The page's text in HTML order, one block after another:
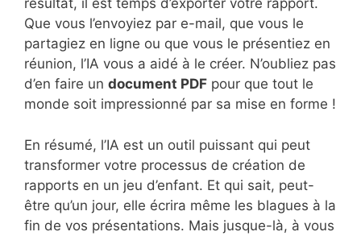
résultat, il est temps d’exporter votre rapport.
Que vous l’envoyiez par e-mail, que vous le
partagiez en ligne ou que vous le présentiez en
réunion, l’IA vous a aidé à le créer. N’oubliez pas
d’en faire un document PDF pour que tout le
monde soit impressionné par sa mise en forme !
En résumé, l’IA est un outil puissant qui peut
transformer votre processus de création de
rapports en un jeu d’enfant. Et qui sait, peut-
être qu’un jour, elle écrira même les blagues à la
fin de vos présentations. Mais jusque-là, à vous